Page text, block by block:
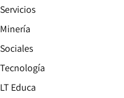
Servicios
Minería
Sociales
Tecnología
LT Educa